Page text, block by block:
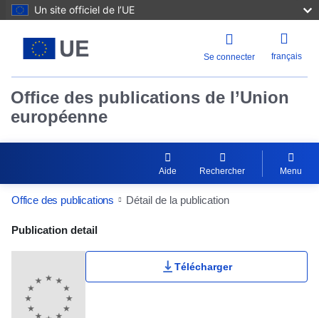
Un site officiel de l’UE
Se connecter français
Office des publications de l’Union
européenne
Aide Rechercher Menu
Office des publications Détail de la publication
Publication Detail Actions Portlet
Publication detail
Télécharger